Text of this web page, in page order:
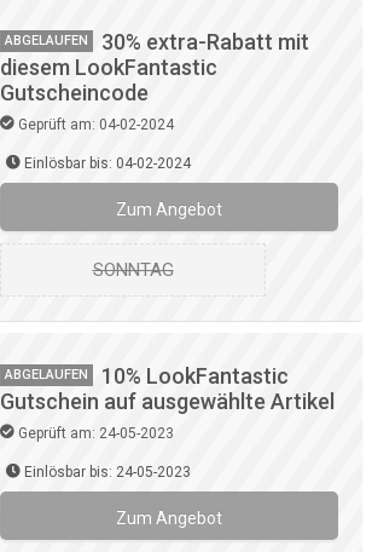
ABGELAUFEN
30% extra-Rabatt mit
diesem LookFantastic
Gutscheincode
Geprüft am: 04-02-2024
Einlösbar bis: 04-02-2024
Zum Angebot
SONNTAG
ABGELAUFEN
10% LookFantastic
Gutschein auf ausgewählte Artikel
Geprüft am: 24-05-2023
Einlösbar bis: 24-05-2023
Zum Angebot